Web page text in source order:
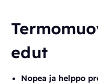
edut
Nopea ja helppo